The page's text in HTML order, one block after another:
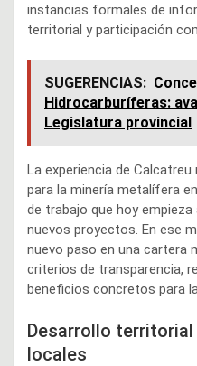
instancias formales de
territorial y participación
SUGERENCIAS:
Hidrocarburíferas:
Legislatura provincial
La experiencia de
para la minería metalífera
de trabajo que hoy
nuevos proyectos. En ese
nuevo paso en una cartera
criterios de transparencia,
beneficios concretos para
Desarrollo
locales